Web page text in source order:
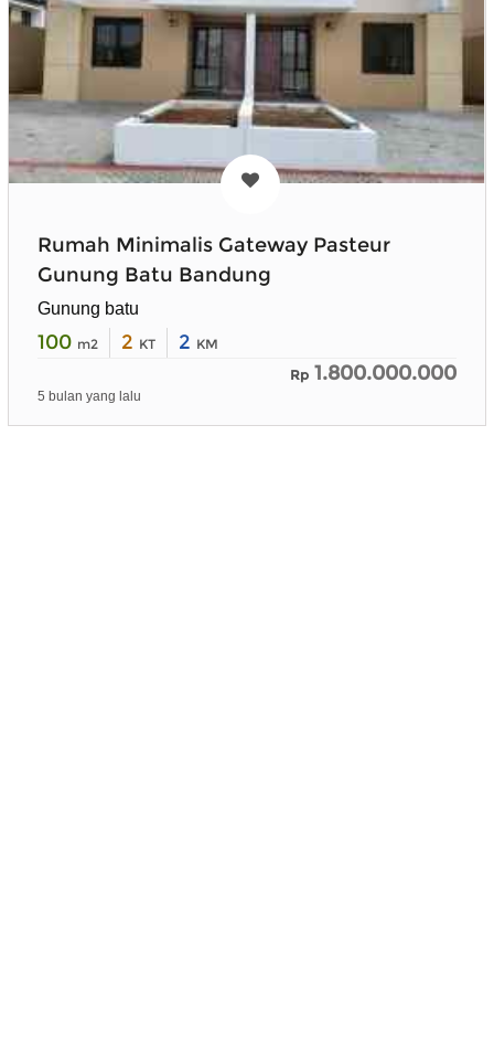
Rumah Minimalis Gateway Pasteur
Gunung Batu Bandung
Gunung batu
100 m2 2 KT 2 KM
Rp 1.800.000.000
5 bulan yang lalu